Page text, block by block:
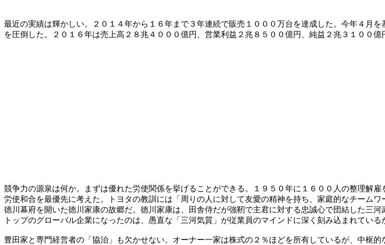
最近の実績は輝かしい。２０１４年から１６年まで３年連続で販売１０００万台を達成した。今年４月
を圧倒した。２０１６年は売上高２８兆４０００億円、営業利益２兆８５００億円、純益２兆３１００億
競争力の源泉は何か。まずは優れた労使関係を挙げることができる。１９５０年に１６００人の整理解
労使和合を最優先に考えた。トヨタの教訓には「周りの人に対して友愛の精神を持ち、家庭的なチーム
徳川幕府を開いた徳川家康の故郷だ。徳川家康は、田舎侍だが強靭で主君に対する忠誠心で団結した三
トップのグローバル企業になったのは、愚直な「三河気質」が従業員のマインドに深く刻み込まれている
豊田家と専門経営者の「協治」も欠かせない。オーナー一家は株式の２％ほどを所有しているが、中枢